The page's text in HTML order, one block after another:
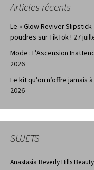
Articles récents
Le « Glow Reviver
poudres sur TikTok ! 27
Mode : L’Ascension
2026
Le kit qu’on n’offre jamais
2026
SUJETS
Anastasia Beverly Hills